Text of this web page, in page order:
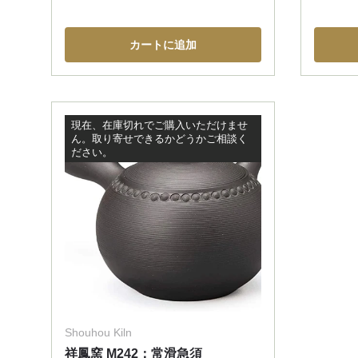
カートに追加
現在、在庫切れでご購入いただけませ
ん。取り寄せできるかどうかご相談く
ださい。
Shouhou Kiln
祥鳳窯 M242：常滑急須